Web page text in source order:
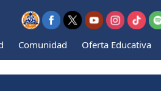
Comunidad Oferta Educativa